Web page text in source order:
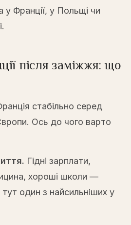
Франції, у Польщі чи
після заміжжя: що
стабільно серед
Ось до чого варто
Гідні зарплати,
хороші школи —
тут один з найсильніших у